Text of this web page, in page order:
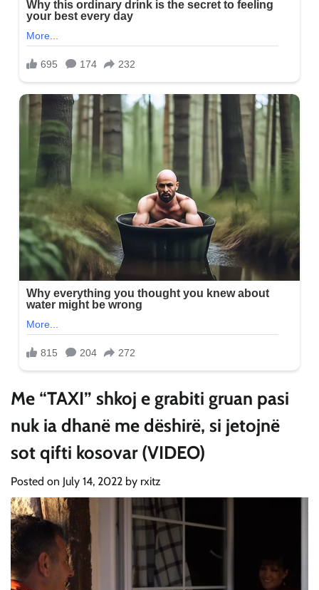
Me “TAXI” shkoj e grabiti gruan pasi
nuk ia dhanë me dëshirë, si jetojnë
sot qifti kosovar (VIDEO)
Posted on July 14, 2022 by rxitz